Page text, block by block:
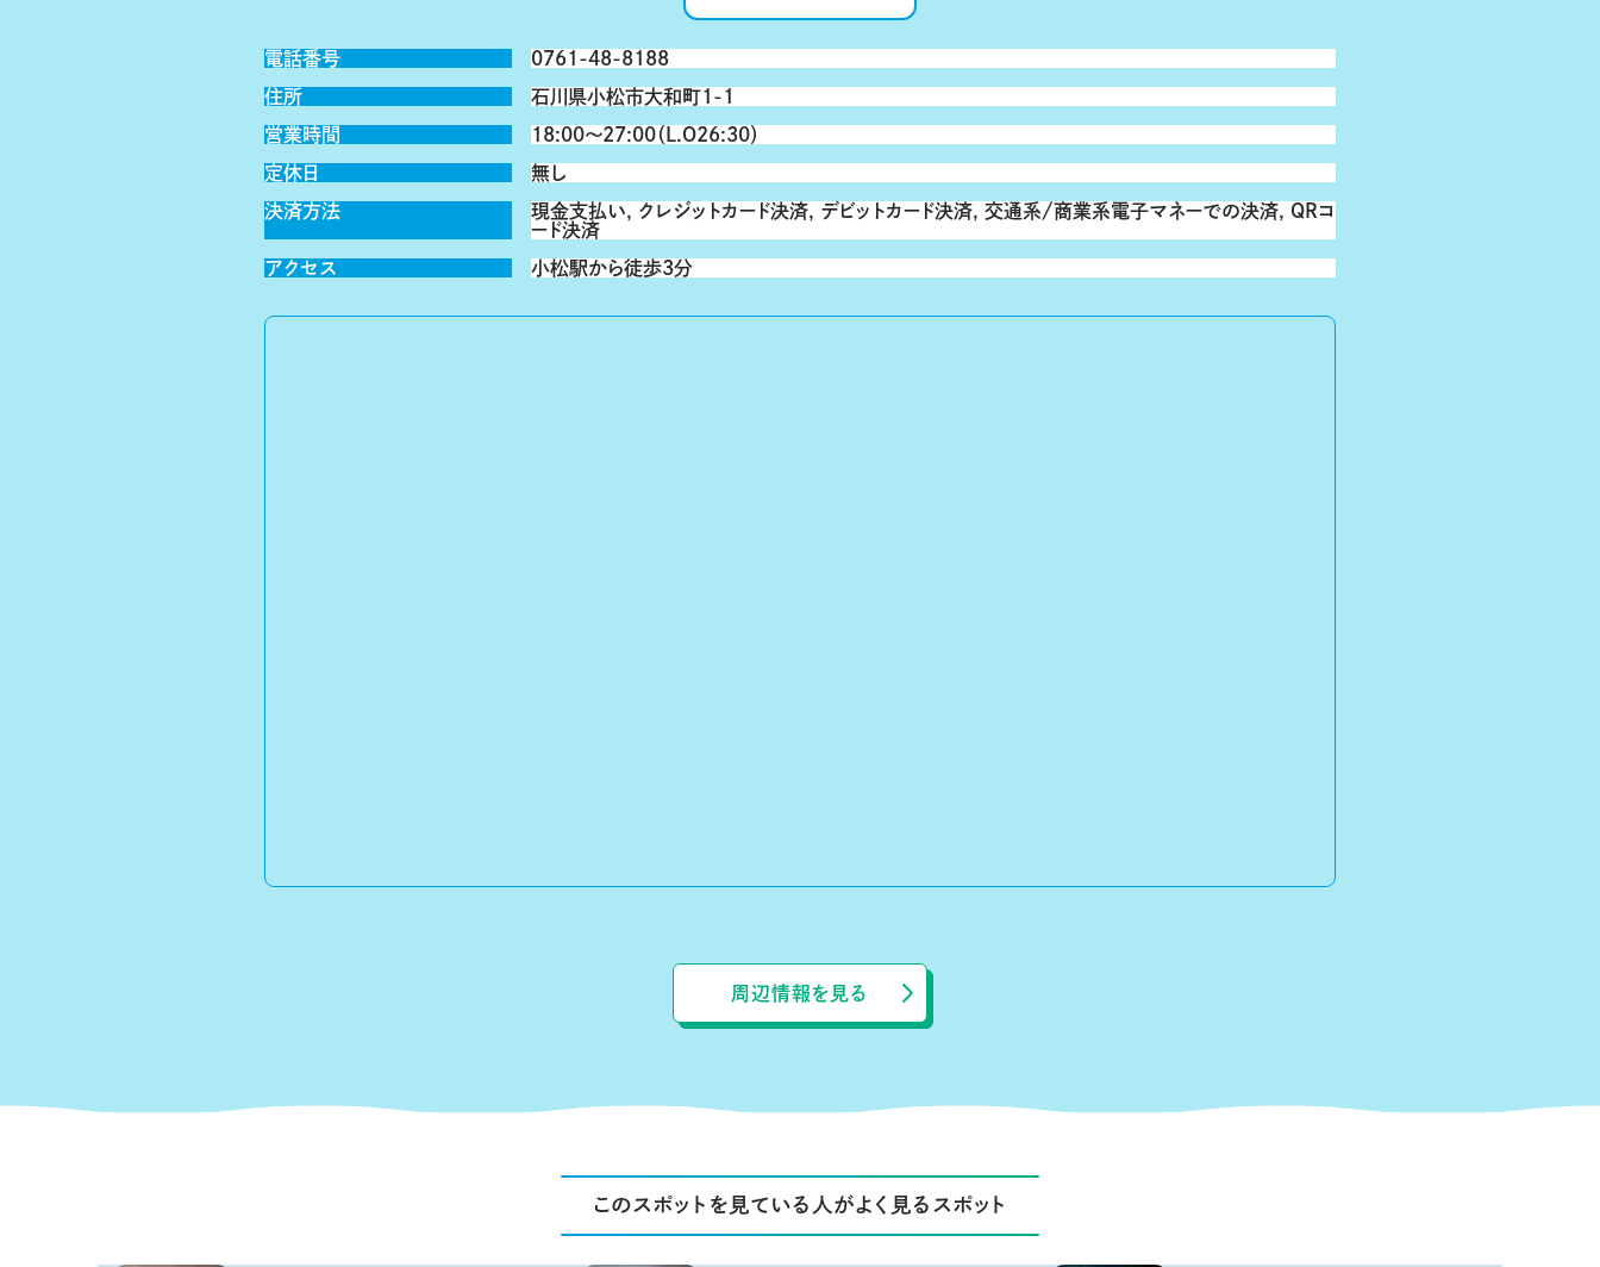
電話番号
0761-48-8188
住所
石川県小松市大和町1-1
営業時間
18:00〜27:00（L.O26:30）
定休日
無し
決済方法
現金支払い, クレジットカード決済, デビットカード決済, 交通系/商業系電子マネーでの決済, QRコ
ード決済
アクセス
小松駅から徒歩3分
周辺情報を見る
このスポットを見ている人がよく見るスポット